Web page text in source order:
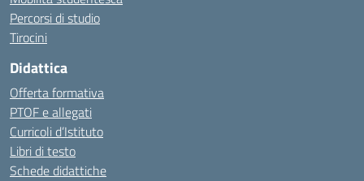
Percorsi di studio
Tirocini
Didattica
Offerta formativa
PTOF e allegati
Curricoli d’Istituto
Libri di testo
Schede didattiche